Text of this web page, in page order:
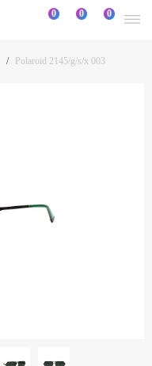
0 0 0
Polaroid 2145/g/s/x 003